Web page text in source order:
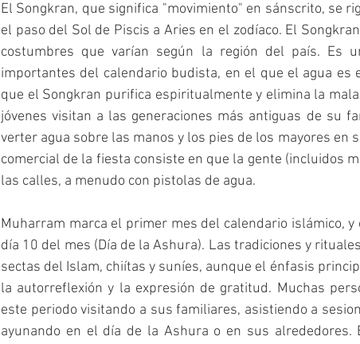
El Songkran, que significa "movimiento" en sánscrito, se
el paso del Sol de Piscis a Aries en el zodíaco. El
costumbres que varían según la región del país. Es
importantes del calendario budista, en el que el agua es
que el Songkran purifica espiritualmente y elimina la
jóvenes visitan a las generaciones más antiguas de su
verter agua sobre las manos y los pies de los mayores en
comercial de la fiesta consiste en que la gente (incluidos
las calles, a menudo con pistolas de agua.
Muharram marca el primer mes del calendario islámico, y
día 10 del mes (Día de la Ashura). Las tradiciones y
sectas del Islam, chiítas y suníes, aunque el énfasis
la autorreflexión y la expresión de gratitud. Muchas
este periodo visitando a sus familiares, asistiendo a
ayunando en el día de la Ashura o en sus alrededores.